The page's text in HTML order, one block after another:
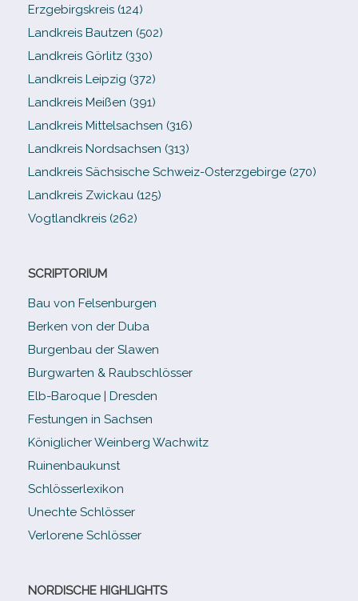
Erzgebirgskreis (124)
Landkreis Bautzen (502)
Landkreis Görlitz (330)
Landkreis Leipzig (372)
Landkreis Meißen (391)
Landkreis Mittelsachsen (316)
Landkreis Nordsachsen (313)
Landkreis Sächsische Schweiz-​Osterzgebirge (270)
Landkreis Zwickau (125)
Vogtlandkreis (262)
SCRIPTORIUM
Bau von Felsenburgen
Berken von der Duba
Burgenbau der Slawen
Burgwarten & Raubschlösser
Elb-​Baroque | Dresden
Festungen in Sachsen
Königlicher Weinberg Wachwitz
Ruinenbaukunst
Schlösserlexikon
Unechte Schlösser
Verlorene Schlösser
NORDISCHE HIGHLIGHTS